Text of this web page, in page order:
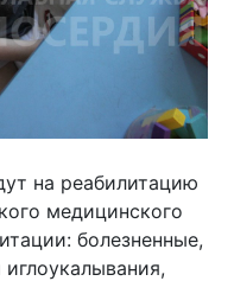
на реабилитацию
медицинского
болезненные,